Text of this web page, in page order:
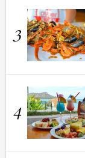
3
4